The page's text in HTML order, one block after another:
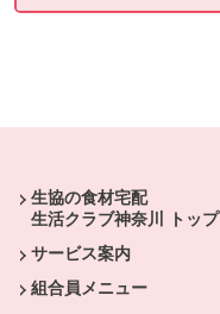
生協の食材宅配
生活クラブ神奈川 トップ
サービス案内
組合員メニュー